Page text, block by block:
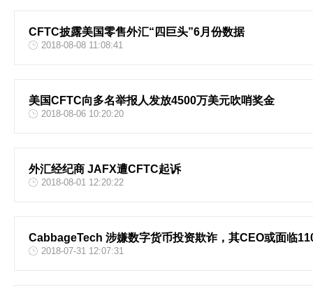
CFTC披露美国零售外汇“四巨头”6月份数据
2018-08-08 11:08:41
美国CFTC向多名举报人发放4500万美元吹哨奖金
2018-08-06 10:20:20
外汇经纪商 JAFX遭CFTC起诉
2018-08-01 12:20:22
CabbageTech 涉嫌数字货币投资欺诈，其CEO或面临
2018-07-31 12:07:31